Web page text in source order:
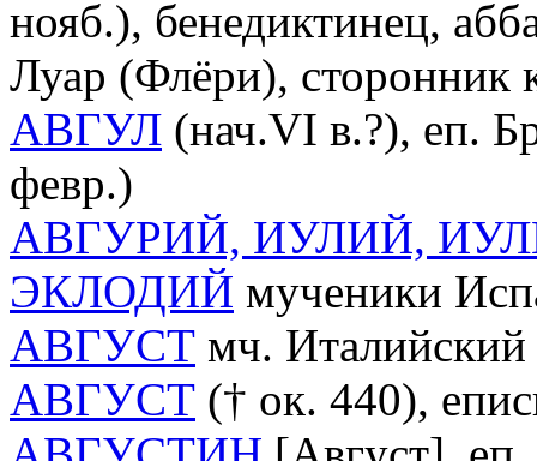
нояб.), бенедиктинец,
Луар (Флёри),
АВГУЛ (нач.VI в.?), еп.
февр.)
АВГУРИЙ, ИУЛИЙ,
ЭКЛОДИЙ мученики
АВГУСТ мч. Италийский
АВГУСТ († ок. 440),